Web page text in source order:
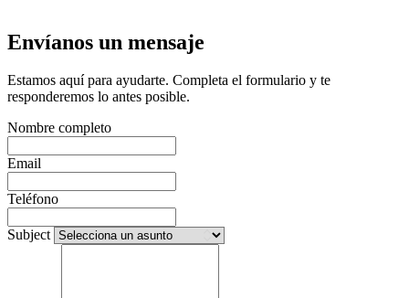
Envíanos un mensaje
Estamos aquí para ayudarte. Completa el formulario y te
responderemos lo antes posible.
Nombre completo
Email
Teléfono
Subject